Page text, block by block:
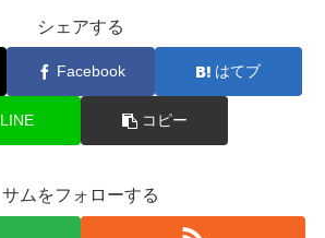
シェアする
Facebook はてブ
LINE コピー
サムをフォローする